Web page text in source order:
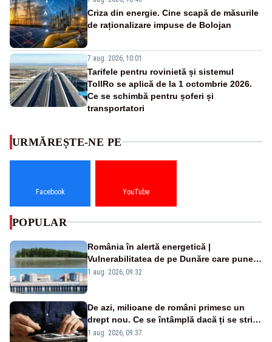
Criza din energie. Cine scapă de măsurile
de raționalizare impuse de Bolojan
7 aug. 2026, 10:01
Tarifele pentru rovinietă și sistemul
TollRo se aplică de la 1 octombrie 2026.
Ce se schimbă pentru șoferi și
transportatori
URMĂREȘTE-NE PE
Facebook YouTube
POPULAR
România în alertă energetică |
Vulnerabilitatea de pe Dunăre care pune
în pericol Centrala Cernavodă era
1 aug. 2026, 09:32
De azi, milioane de români primesc un
drept nou. Ce se întâmplă dacă ți se strică
un produs
1 aug. 2026, 09:37